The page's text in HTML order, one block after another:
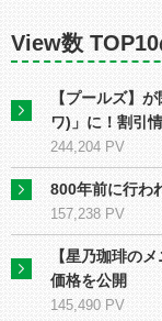
View数
【プールズ】
ワ)」に！割引
244,204 PV
800年前に行わ
157,238 PV
【星乃珈琲の
価格を公開
145,490 PV